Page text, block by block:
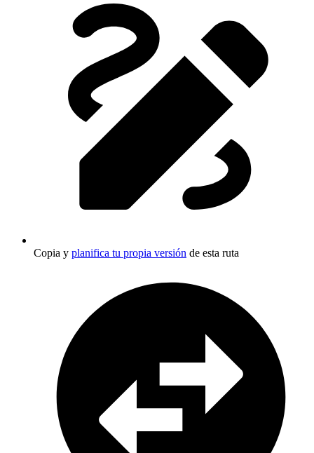
Copia y planifica tu propia versión de esta ruta